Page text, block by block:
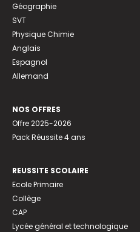
Géographie
SVT
Physique Chimie
Anglais
Espagnol
Allemand
NOS OFFRES
Offre 2025-2026
Pack Réussite 4 ans
REUSSITE SCOLAIRE
Ecole Primaire
Collège
CAP
Lycée général et technologique